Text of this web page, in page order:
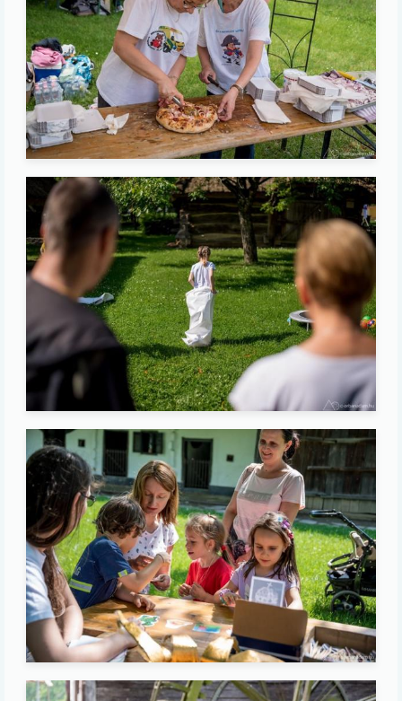
Image
Image
Image